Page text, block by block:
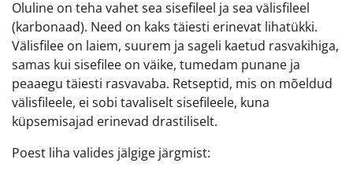
Oluline on teha vahet sea sisefileel ja sea välisfileel
(karbonaad). Need on kaks täiesti erinevat lihatükki.
Välisfilee on laiem, suurem ja sageli kaetud rasvakihiga,
samas kui sisefilee on väike, tumedam punane ja
peaaegu täiesti rasvavaba. Retseptid, mis on mõeldud
välisfileele, ei sobi tavaliselt sisefileele, kuna
küpsemisajad erinevad drastiliselt.
Poest liha valides jälgige järgmist: